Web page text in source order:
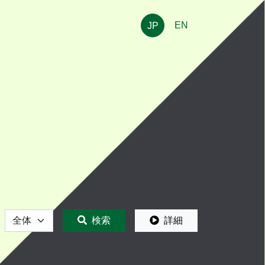
JP EN
全体 検索 詳細